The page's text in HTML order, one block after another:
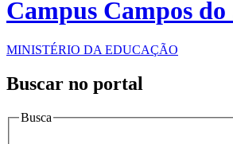
Campus Campos
MINISTÉRIO DA EDUCAÇÃO
Buscar no portal
Busca